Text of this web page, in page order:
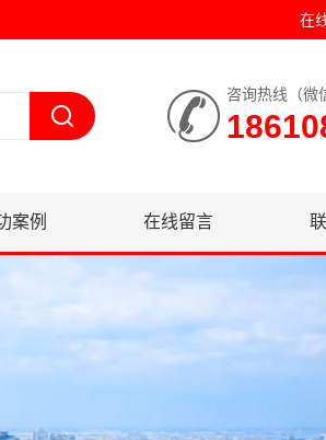
在
咨询热线（微
案例 在线留言